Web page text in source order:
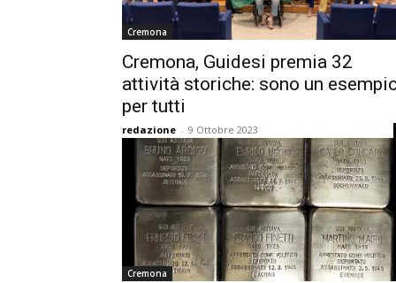
Cremona
Cremona, Guidesi premia 32
attività storiche: sono un
per tutti
redazione - 9 Ottobre 2023
Cremona